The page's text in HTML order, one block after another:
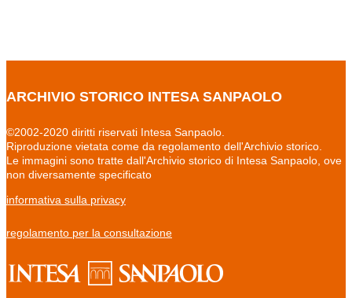
ARCHIVIO STORICO INTESA SANPAOLO
©2002-2020 diritti riservati Intesa Sanpaolo.
Riproduzione vietata come da regolamento dell'Archivio storico.
Le immagini sono tratte dall'Archivio storico di Intesa Sanpaolo, ove
non diversamente specificato
informativa sulla privacy
regolamento per la consultazione